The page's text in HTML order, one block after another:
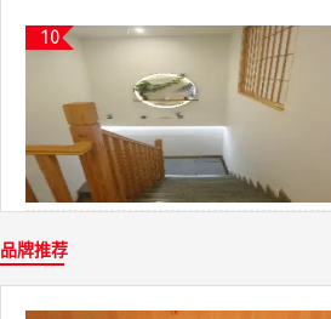
10
品牌推荐